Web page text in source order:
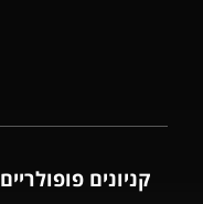
קניונים פופולריים